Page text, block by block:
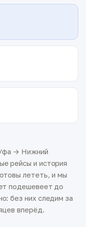
→ Нижний
рейсы и история
лететь, и мы
подешевеет до
без них следим за
вперёд.